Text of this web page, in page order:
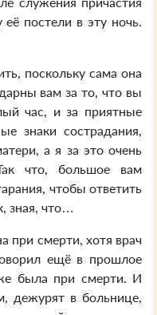
постели в эту ночь.
поскольку сама она
вам за то, что вы
час, и за приятные
знаки сострадания,
а я за это очень
что, большое вам
чтобы ответить
зная, что…
при смерти, хотя врач
ещё в прошлое
была при смерти. И
дежурят в больнице,